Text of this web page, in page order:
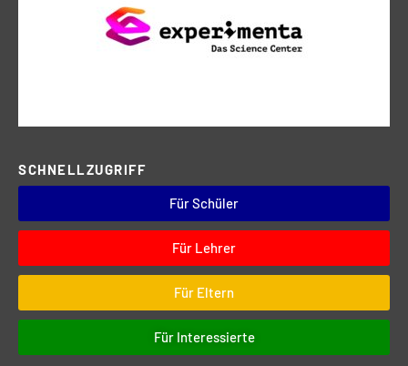
SCHNELLZUGRIFF
Für Schüler
Für Lehrer
Für Eltern
Für Interessierte